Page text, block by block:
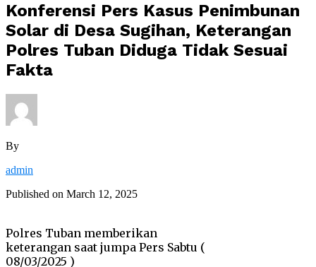
Konferensi Pers Kasus Penimbunan
Solar di Desa Sugihan, Keterangan
Polres Tuban Diduga Tidak Sesuai
Fakta
By
admin
Published on March 12, 2025
Polres Tuban memberikan
keterangan saat jumpa Pers Sabtu (
08/03/2025 )